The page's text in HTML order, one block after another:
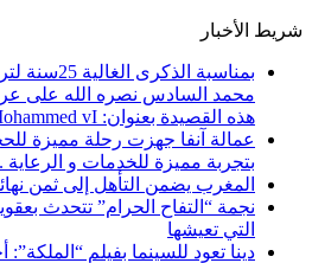
شريط الأخبار
بمناسبة
محمد السادس نصره الله على
هذه القصيدة بعنوان: Mon fidèle Roi Mohammed vI
عمالة آنفا جهزت رحلة مميزة
بتجربة مميزة للخدمات و الرعاية .
المغرب يضمن التأهل إلى ثمن نهائي
نجمة “التفاح الحرام” تتحدث
التي تعيشها
دينا تعود للسينما بفيلم